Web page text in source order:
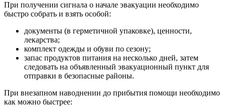
При получении сигнала о начале эвакуации необходимо
быстро собрать и взять особой:
документы (в герметичной упаковке), ценности,
лекарства;
комплект одежды и обуви по сезону;
запас продуктов питания на несколько дней, затем
следовать на объявленный эвакуационный пункт для
отправки в безопасные районы.
При внезапном наводнении до прибытия помощи необходимо
как можно быстрее: